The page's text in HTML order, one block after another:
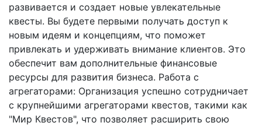
развивается и создает новые увлекательные
квесты. Вы будете первыми получать доступ к
новым идеям и концепциям, что поможет
привлекать и удерживать внимание клиентов. Это
обеспечит вам дополнительные финансовые
ресурсы для развития бизнеса. Работа с
агрегаторами: Организация успешно сотрудничает
с крупнейшими агрегаторами квестов, такими как
"Мир Квестов", что позволяет расширить свою